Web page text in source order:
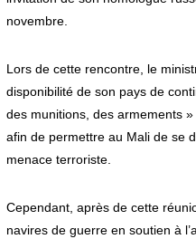
novembre.
Lors de cette rencontre, le
disponibilité de son pays de
des munitions, des armements
afin de permettre au Mali de se
menace terroriste.
Cependant, après de cette
navires de guerre en soutien à